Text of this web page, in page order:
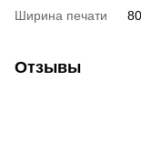
Ширина печати
Отзывы